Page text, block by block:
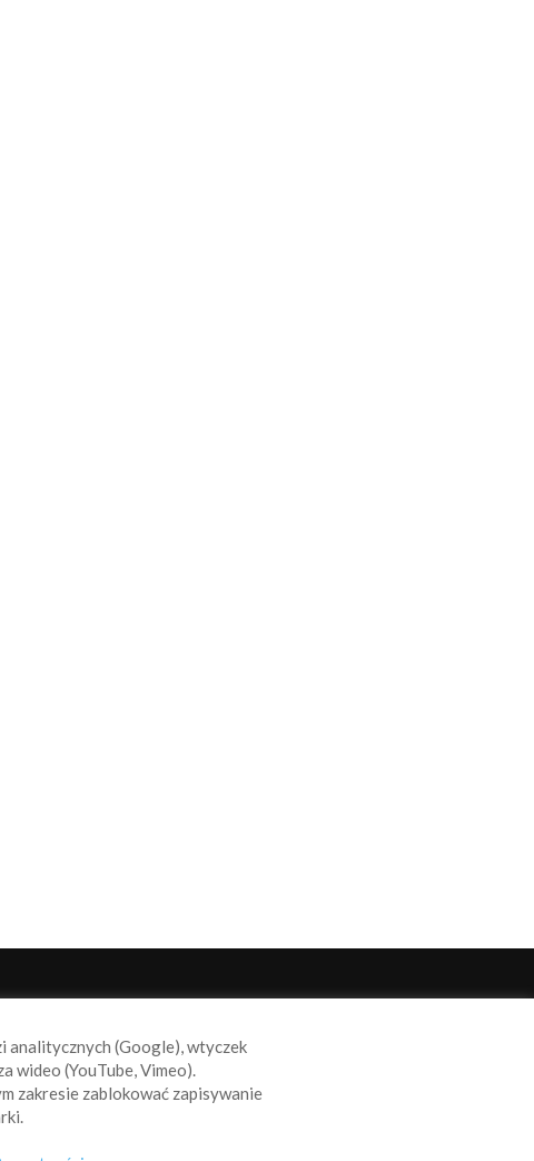
analitycznych (Google), wtyczek
wideo (YouTube, Vimeo).
zakresie zablokować zapisywanie